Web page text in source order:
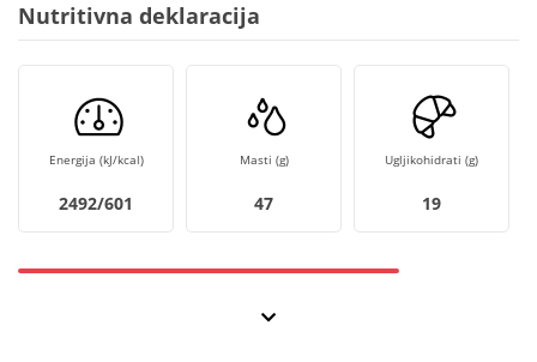
Nutritivna deklaracija
Energija (kJ/kcal)
2492/601
Masti (g)
47
Ugljikohidrati (g)
19